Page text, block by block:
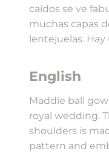
caídos se ve
muchas capas
lentejuelas.
English
Maddie ball
royal wedding.
shoulders is
pattern and